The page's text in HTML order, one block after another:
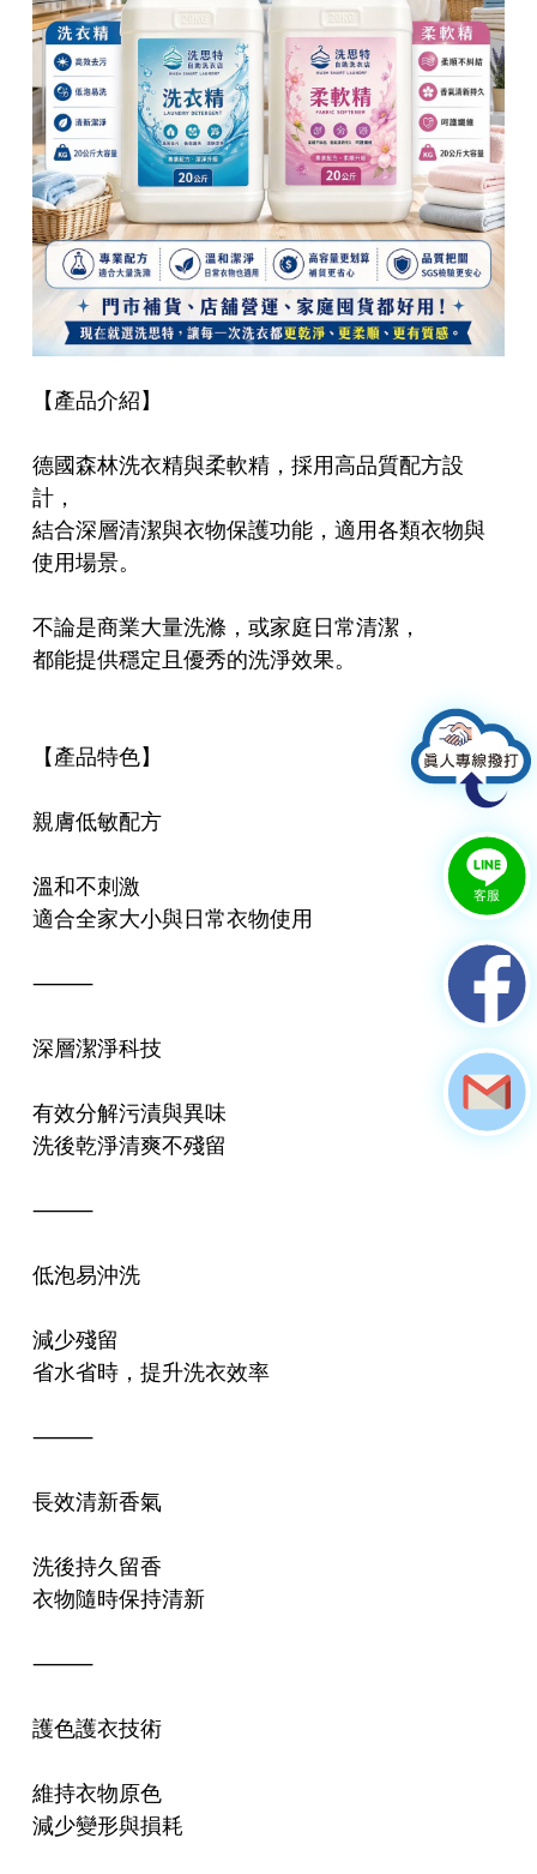
店！
經營管理顧問服務，業績首創第一！
不會售後找不到人！還可以免費諮詢
各類問題！
獨家語音系統！洗衣劑、柔衣劑、包
裝袋等等販賣機，一鍵完成補充！
躺著賺比台積電多？助你年收爆表！
打造你的超狂被動收入人生！（這不
是口號，是有大數據的）
脫烘一次完成-洗衣機-烘乾機設備！
打造你的24小時無人營運系統 儲值機
專業自助洗衣洗衣精/柔軟精/批發/家
用也能輕鬆享有：德國精油/專櫃品牌
【產品介紹】
德國森林洗衣精與柔軟精，採用高品質配方設
計，
結合深層清潔與衣物保護功能，適用各類衣物與
使用場景。
不論是商業大量洗滌，或家庭日常清潔，
都能提供穩定且優秀的洗淨效果。
【產品特色】
親膚低敏配方
溫和不刺激
適合全家大小與日常衣物使用
⸻
深層潔淨科技
有效分解污漬與異味
洗後乾淨清爽不殘留
⸻
低泡易沖洗
減少殘留
省水省時，提升洗衣效率
⸻
長效清新香氣
洗後持久留香
衣物隨時保持清新
⸻
護色護衣技術
維持衣物原色
減少變形與損耗